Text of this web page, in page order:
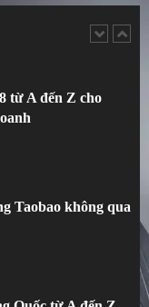
Taobao không qua
Quốc từ A đến Z
Từ gà mờ thành